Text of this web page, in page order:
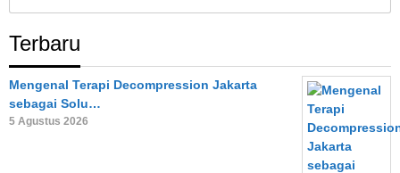
Terbaru
Mengenal Terapi Decompression Jakarta
sebagai Solu…
5 Agustus 2026